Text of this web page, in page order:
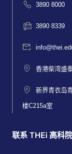
3890 8000
3890 8339
香港柴湾盛
新界青衣岛
楼C215a室
联系 THEi 高科院